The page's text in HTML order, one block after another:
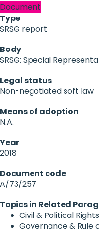
Document
Type
SRSG report
Body
SRSG: Special
Legal status
Non-negotiated soft law
Means of adoption
N.A.
Year
2018
Document code
A/73/257
Topics in Related
Civil & Political Rights
Governance & Rule